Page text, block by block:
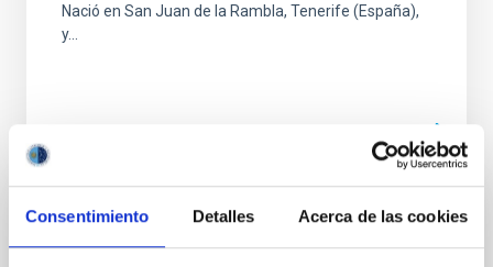
Consentimiento Detalles Acerca de las cookies
Nació en San Juan de la Rambla, Tenerife (España),
y...
ESTANCIA